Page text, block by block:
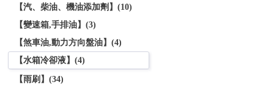
【汽、柴油、機油添加劑】(10)
【變速箱,手排油】(3)
【煞車油,動力方向盤油】(4)
【水箱冷卻液】(4)
【雨刷】(34)